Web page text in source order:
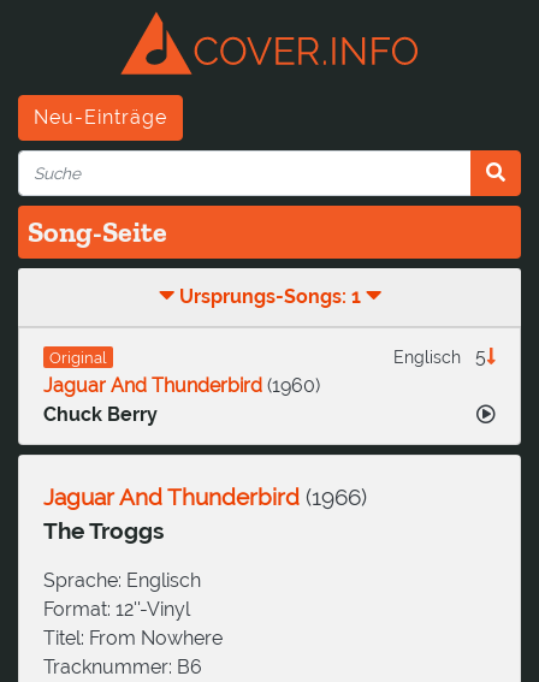
Neu-Einträge
Song-Seite
Ursprungs-Songs: 1
Original 5
Englisch
Jaguar And Thunderbird (1960)
Chuck Berry
Jaguar And Thunderbird (1966)
The Troggs
Sprache: Englisch
Format: 12''-Vinyl
Titel: From Nowhere
Tracknummer: B6